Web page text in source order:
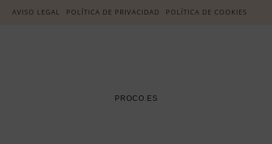
AVISO LEGAL POLÍTICA DE PRIVACIDAD POLÍTICA DE COOKIES
PROCO.ES